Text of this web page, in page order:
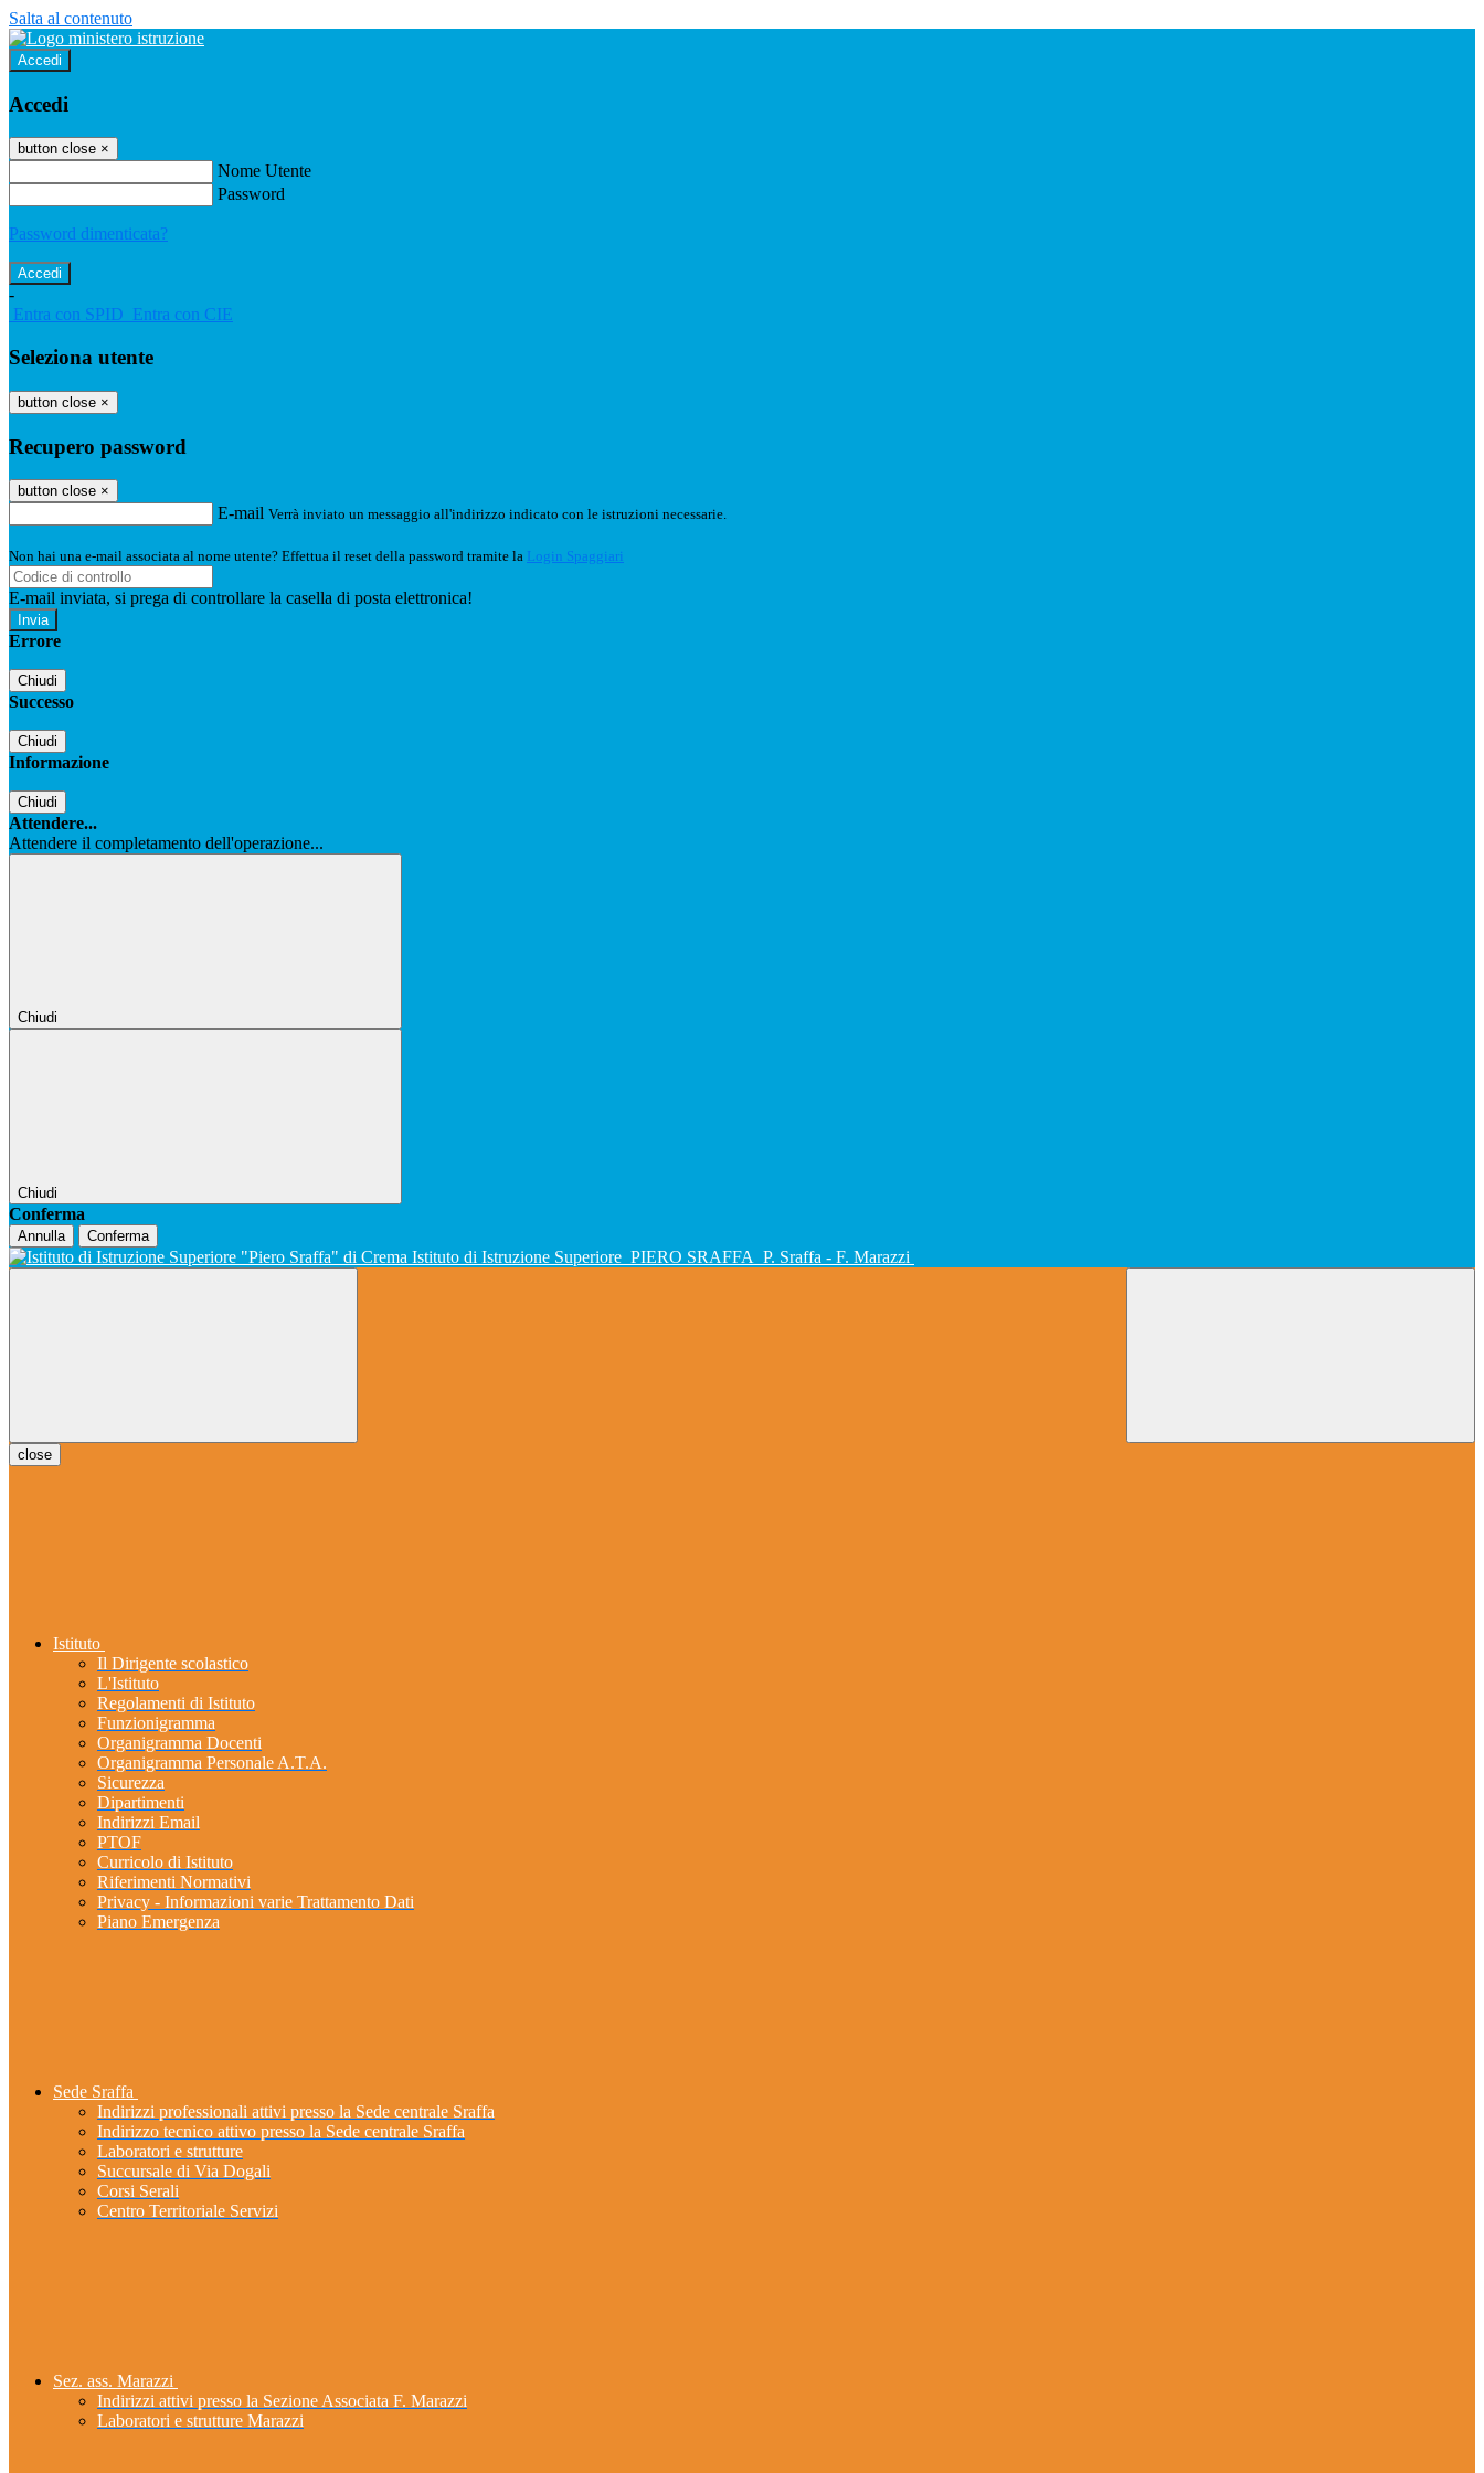
Salta al contenuto
Accedi
Accedi
button close ×
Nome Utente
Password
Password dimenticata?
-
Entra con SPID Entra con CIE
Seleziona utente
button close ×
Recupero password
button close ×
E-mail Verrà inviato un messaggio all'indirizzo indicato con le istruzioni necessarie.
Non hai una e-mail associata al nome utente? Effettua il reset della password tramite la Login Spaggiari
E-mail inviata, si prega di controllare la casella di posta elettronica!
Errore
Chiudi
Successo
Chiudi
Informazione
Chiudi
Attendere...
Attendere il completamento dell'operazione...
Chiudi
Chiudi
Conferma
Annulla Conferma
Istituto di Istruzione Superiore PIERO SRAFFA P. Sraffa - F. Marazzi
close
Istituto
Il Dirigente scolastico
L'Istituto
Regolamenti di Istituto
Funzionigramma
Organigramma Docenti
Organigramma Personale A.T.A.
Sicurezza
Dipartimenti
Indirizzi Email
PTOF
Curricolo di Istituto
Riferimenti Normativi
Privacy - Informazioni varie Trattamento Dati
Piano Emergenza
Sede Sraffa
Indirizzi professionali attivi presso la Sede centrale Sraffa
Indirizzo tecnico attivo presso la Sede centrale Sraffa
Laboratori e strutture
Succursale di Via Dogali
Corsi Serali
Centro Territoriale Servizi
Sez. ass. Marazzi
Indirizzi attivi presso la Sezione Associata F. Marazzi
Laboratori e strutture Marazzi